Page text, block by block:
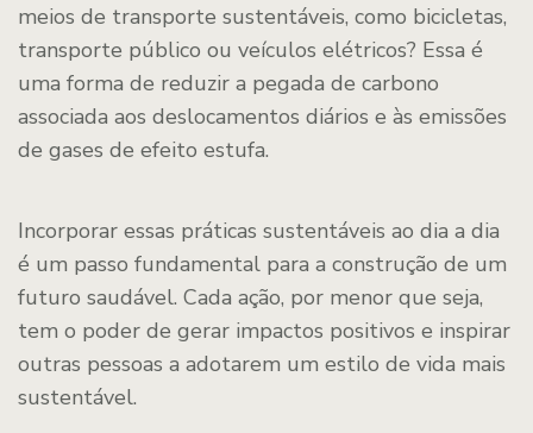
meios de transporte sustentáveis, como bicicletas,
transporte público ou veículos elétricos? Essa é
uma forma de reduzir a pegada de carbono
associada aos deslocamentos diários e às emissões
de gases de efeito estufa.
Incorporar essas práticas sustentáveis ao dia a dia
é um passo fundamental para a construção de um
futuro saudável. Cada ação, por menor que seja,
tem o poder de gerar impactos positivos e inspirar
outras pessoas a adotarem um estilo de vida mais
sustentável.